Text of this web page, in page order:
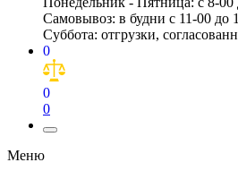
Самовывоз: в будни с 11-00 до
Суббота: отгрузки,
0
0
0
Меню